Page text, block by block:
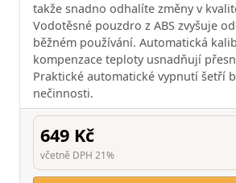
takže snadno odhalíte změny v
Vodotěsné pouzdro z ABS zvyšuje
běžném používání. Automatická
kompenzace teploty usnadňují
Praktické automatické vypnutí šetří
nečinnosti.
649 Kč
včetně DPH 21%